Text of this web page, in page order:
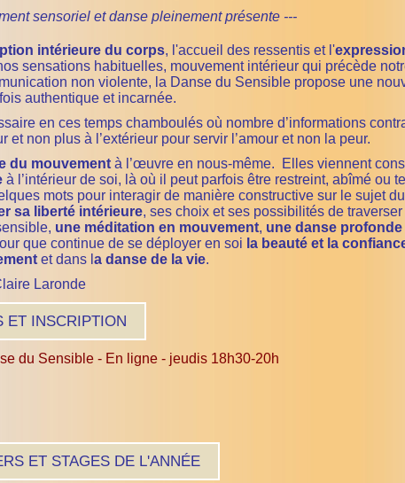
sensoriel et danse pleinement présente ---
intérieure du corps, l'accueil des ressentis et l'
sensations habituelles, mouvement intérieur qui précède
non violente, la Danse du Sensible propose une
authentique et incarnée.
en ces temps chamboulés où nombre d’informations
et non plus à l’extérieur pour servir l’amour et non la peur.
du mouvement à l’œuvre en nous-même. Elles viennent
à l’intérieur de soi, là où il peut parfois être restreint, abîmé ou
mots pour interagir de manière constructive sur le sujet
sa liberté intérieure, ses choix et ses possibilités de
une méditation en mouvement, une danse
que continue de se déployer en soi la beauté et la
et dans l a danse de la vie.
Laronde
ET INSCRIPTION
du Sensible - En ligne - jeudis 18h30-20h
ET STAGES DE L'ANNÉE